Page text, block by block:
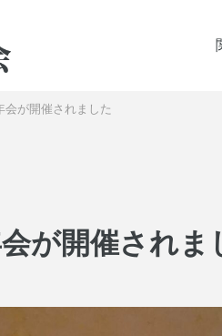
会が開催されました
が開催されま